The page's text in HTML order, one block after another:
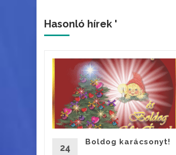
Hasonló hírek '
24
Boldog karácsonyt!